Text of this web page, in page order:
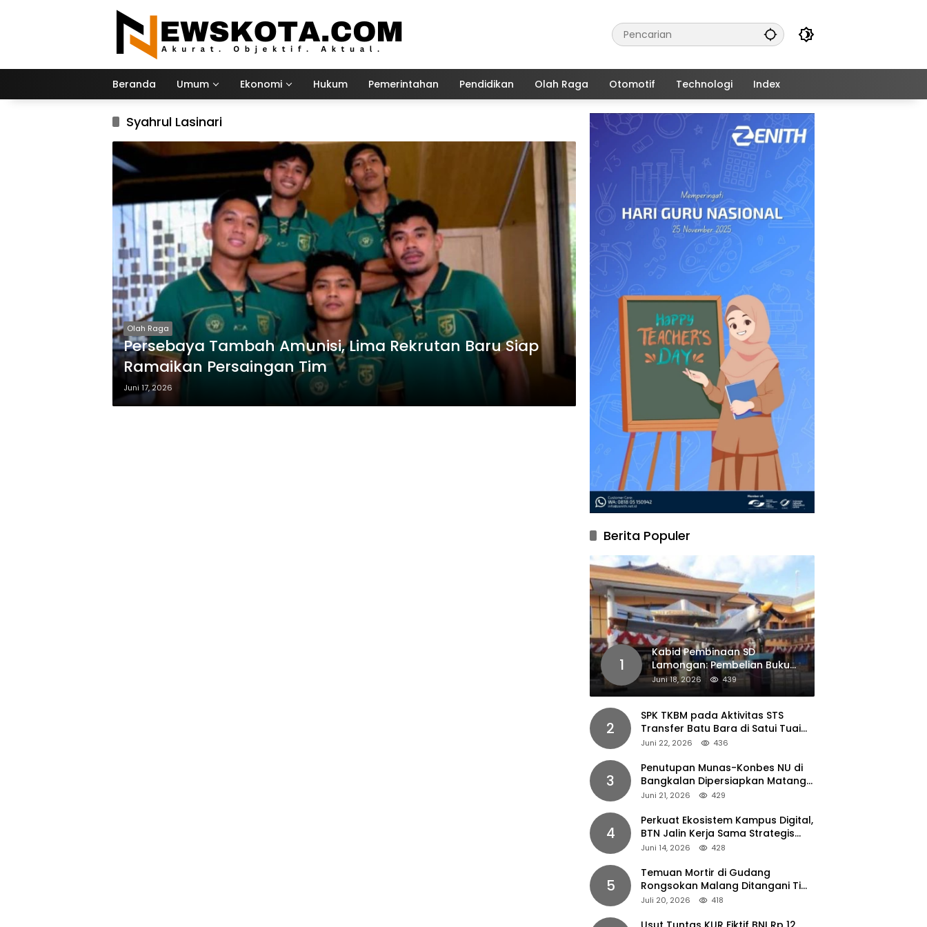
Beranda Umum Ekonomi Hukum Pemerintahan Pendidikan Olah Raga Otomotif Technologi Index
Syahrul Lasinari
Olah Raga
Persebaya Tambah Amunisi, Lima Rekrutan Baru Siap
Ramaikan Persaingan Tim
Juni 17, 2026
Berita Populer
1
Kabid Pembinaan SD
Lamongan: Pembelian Buku
Pendamping Tidak Boleh
Dipaksakan
Juni 18, 2026 439
2
SPK TKBM pada Aktivitas STS
Transfer Batu Bara di Satui Tuai
Sorotan
Juni 22, 2026 436
3
Penutupan Munas-Konbes NU di
Bangkalan Dipersiapkan Matang,
Gus Ipul Turun Tangan
Juni 21, 2026 429
4
Perkuat Ekosistem Kampus Digital,
BTN Jalin Kerja Sama Strategis
dengan UNAIR
Juni 14, 2026 428
5
Temuan Mortir di Gudang
Rongsokan Malang Ditangani Tim
Gegana Polda Jatim
Juli 20, 2026 418